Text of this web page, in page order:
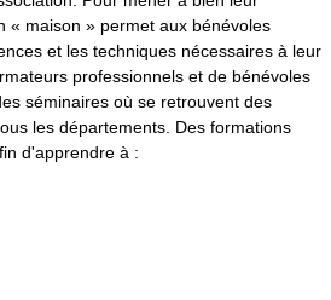
« maison » permet aux bénévoles
et les techniques nécessaires à leur
professionnels et de bénévoles
séminaires où se retrouvent des
les départements. Des formations
d'apprendre à :